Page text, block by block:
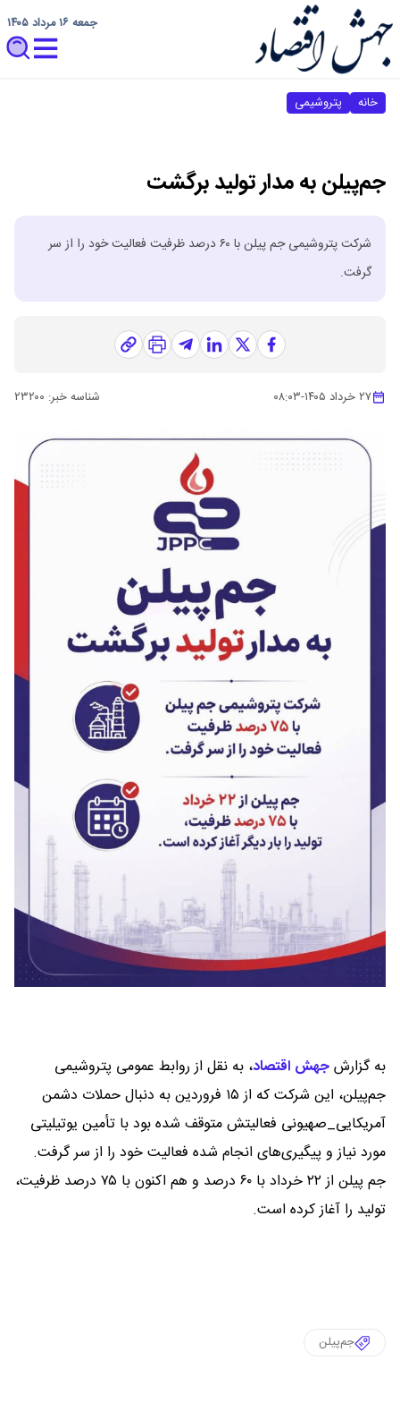
جمعه ۱۶ مرداد ۱۴۰۵
خانه پتروشیمی
جم‌پیلن به مدار تولید برگشت
شرکت پتروشیمی جم پیلن با ۶۰ درصد ظرفیت فعالیت خود را از سر
گرفت.
۲۷ خرداد ۱۴۰۵ -۰۸:۰۳ شناسه خبر: ۲۳۲۰۰
به گزارشجهش اقتصاد، به نقل از روابط عمومی پتروشیمی
جم‌پیلن، این شرکت که از ۱۵ فروردین به دنبال حملات دشمن
آمریکایی_صهیونی فعالیتش متوقف شده بود با تأمین یوتیلیتی
مورد نیاز و پیگیری‌های انجام شده فعالیت خود را از سر گرفت.
جم پیلن از ۲۲ خرداد با ۶۰ درصد و هم اکنون با ۷۵ درصد ظرفیت،
تولید را آغاز کرده است.
جم‌پیلن